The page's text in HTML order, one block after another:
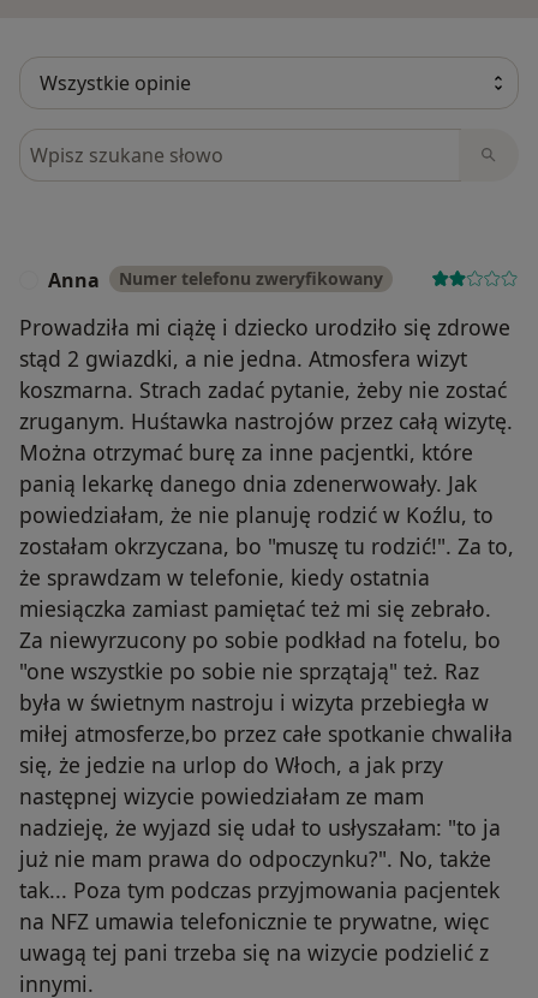
Szukaj w opiniach
Anna Numer telefonu zweryfikowany
Prowadziła mi ciążę i dziecko urodziło się zdrowe
stąd 2 gwiazdki, a nie jedna. Atmosfera wizyt
koszmarna. Strach zadać pytanie, żeby nie zostać
zruganym. Huśtawka nastrojów przez całą wizytę.
Można otrzymać burę za inne pacjentki, które
panią lekarkę danego dnia zdenerwowały. Jak
powiedziałam, że nie planuję rodzić w Koźlu, to
zostałam okrzyczana, bo "muszę tu rodzić!". Za to,
że sprawdzam w telefonie, kiedy ostatnia
miesiączka zamiast pamiętać też mi się zebrało.
Za niewyrzucony po sobie podkład na fotelu, bo
"one wszystkie po sobie nie sprzątają" też. Raz
była w świetnym nastroju i wizyta przebiegła w
miłej atmosferze,bo przez całe spotkanie chwaliła
się, że jedzie na urlop do Włoch, a jak przy
następnej wizycie powiedziałam ze mam
nadzieję, że wyjazd się udał to usłyszałam: "to ja
już nie mam prawa do odpoczynku?". No, także
tak... Poza tym podczas przyjmowania pacjentek
na NFZ umawia telefonicznie te prywatne, więc
uwagą tej pani trzeba się na wizycie podzielić z
innymi.